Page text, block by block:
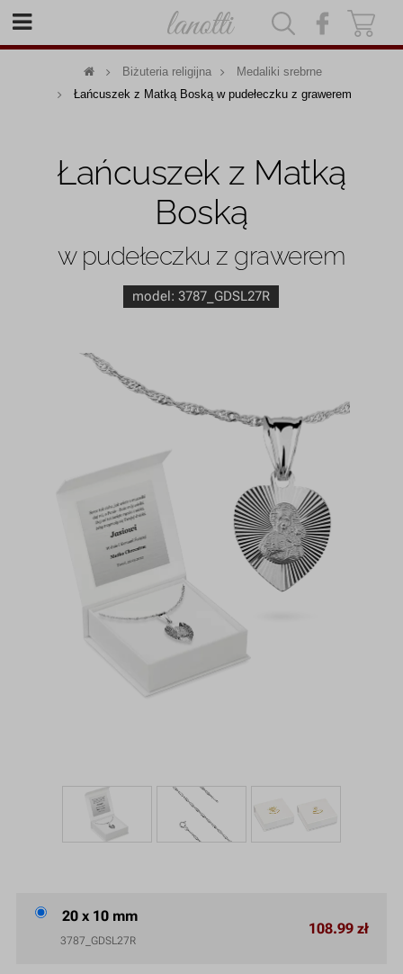
Biżuteria religijna
Medaliki srebrne
Łańcuszek z Matką Boską w pudełeczku z grawerem
Łańcuszek z Matką
Boską
w pudełeczku z grawerem
model:3787_GDSL27R
20 x 10 mm
3787_GDSL27R
108.99 zł